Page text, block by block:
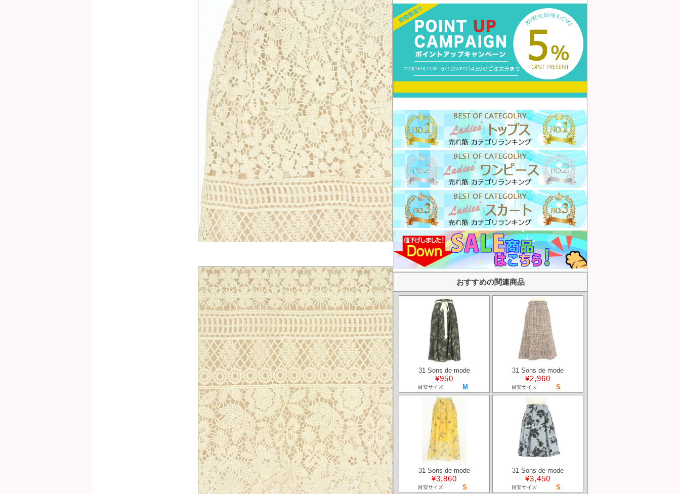
おすすめの関連商品
31 Sons de mode
¥950
目安サイズ M
31 Sons de mode
¥2,960
目安サイズ S
31 Sons de mode
¥3,860
目安サイズ S
31 Sons de mode
¥3,450
目安サイズ S